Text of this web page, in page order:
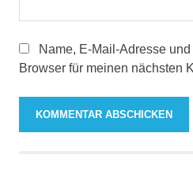
Name, E-Mail-Adresse
Browser für meinen nächsten